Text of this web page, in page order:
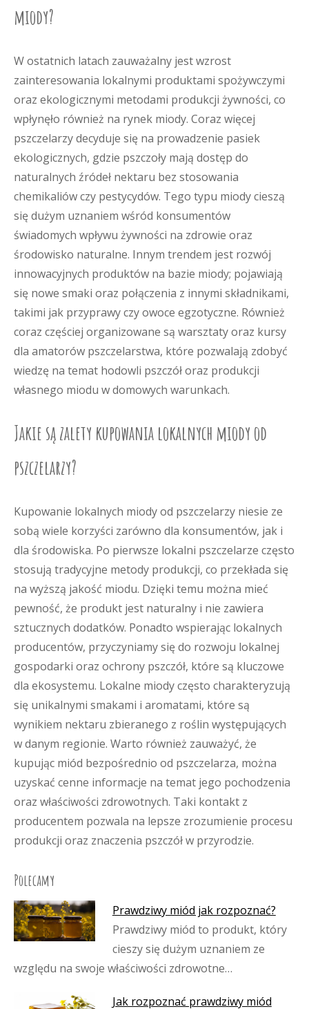
miody?
W ostatnich latach zauważalny jest wzrost
zainteresowania lokalnymi produktami spożywczymi
oraz ekologicznymi metodami produkcji żywności, co
wpłynęło również na rynek miody. Coraz więcej
pszczelarzy decyduje się na prowadzenie pasiek
ekologicznych, gdzie pszczoły mają dostęp do
naturalnych źródeł nektaru bez stosowania
chemikaliów czy pestycydów. Tego typu miody cieszą
się dużym uznaniem wśród konsumentów
świadomych wpływu żywności na zdrowie oraz
środowisko naturalne. Innym trendem jest rozwój
innowacyjnych produktów na bazie miody; pojawiają
się nowe smaki oraz połączenia z innymi składnikami,
takimi jak przyprawy czy owoce egzotyczne. Również
coraz częściej organizowane są warsztaty oraz kursy
dla amatorów pszczelarstwa, które pozwalają zdobyć
wiedzę na temat hodowli pszczół oraz produkcji
własnego miodu w domowych warunkach.
Jakie są zalety kupowania lokalnych miody od
pszczelarzy?
Kupowanie lokalnych miody od pszczelarzy niesie ze
sobą wiele korzyści zarówno dla konsumentów, jak i
dla środowiska. Po pierwsze lokalni pszczelarze często
stosują tradycyjne metody produkcji, co przekłada się
na wyższą jakość miodu. Dzięki temu można mieć
pewność, że produkt jest naturalny i nie zawiera
sztucznych dodatków. Ponadto wspierając lokalnych
producentów, przyczyniamy się do rozwoju lokalnej
gospodarki oraz ochrony pszczół, które są kluczowe
dla ekosystemu. Lokalne miody często charakteryzują
się unikalnymi smakami i aromatami, które są
wynikiem nektaru zbieranego z roślin występujących
w danym regionie. Warto również zauważyć, że
kupując miód bezpośrednio od pszczelarza, można
uzyskać cenne informacje na temat jego pochodzenia
oraz właściwości zdrowotnych. Taki kontakt z
producentem pozwala na lepsze zrozumienie procesu
produkcji oraz znaczenia pszczół w przyrodzie.
Polecamy
Prawdziwy miód jak rozpoznać?
Prawdziwy miód to produkt, który
cieszy się dużym uznaniem ze
względu na swoje właściwości zdrowotne…
Jak rozpoznać prawdziwy miód